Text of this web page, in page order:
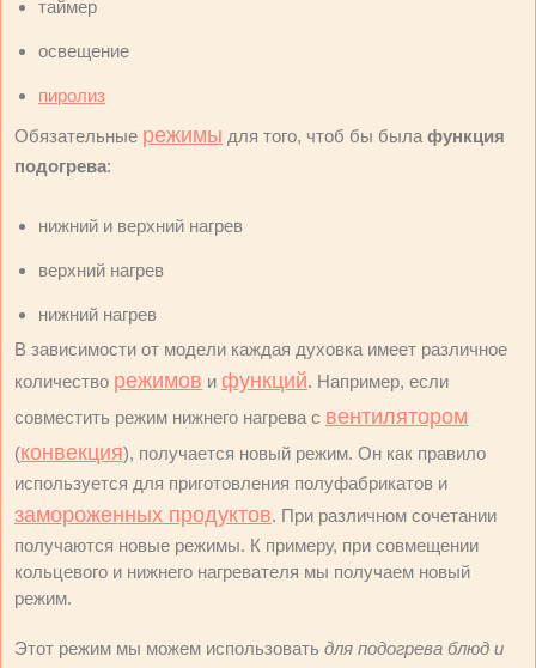
таймер
освещение
пиролиз
Обязательные режимы для того, чтоб бы была функция
подогрева:
нижний и верхний нагрев
верхний нагрев
нижний нагрев
В зависимости от модели каждая духовка имеет различное
количество режимов и функций. Например, если
совместить режим нижнего нагрева с вентилятором
(конвекция), получается новый режим. Он как правило
используется для приготовления полуфабрикатов и
замороженных продуктов. При различном сочетании
получаются новые режимы. К примеру, при совмещении
кольцевого и нижнего нагревателя мы получаем новый
режим.
Этот режим мы можем использовать для подогрева блюд и